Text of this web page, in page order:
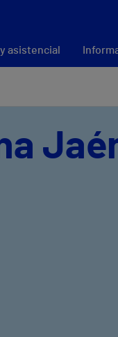
asistencial